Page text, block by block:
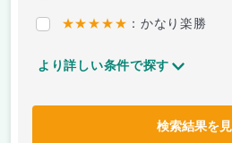
★★★★★ ：かなり楽勝
より詳しい条件で探す
検索結果を